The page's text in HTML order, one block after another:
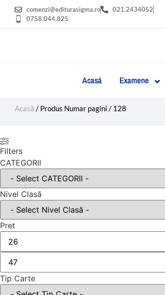
comenzi@editurasigma.ro
021.2434052
0758.044.825
Acasă Examene
Acasă / Produs Numar pagini / 128
Filters
CATEGORII
Nivel Clasă
Pret
Tip Carte